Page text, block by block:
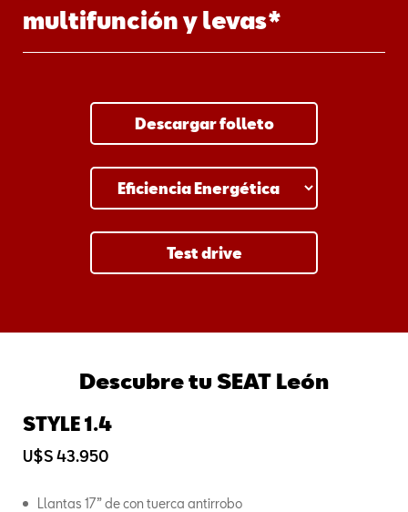
multifunción y levas*
Descargar folleto
Test drive
Descubre tu SEAT León
STYLE 1.4
U$S 43.950
Llantas 17” de con tuerca antirrobo